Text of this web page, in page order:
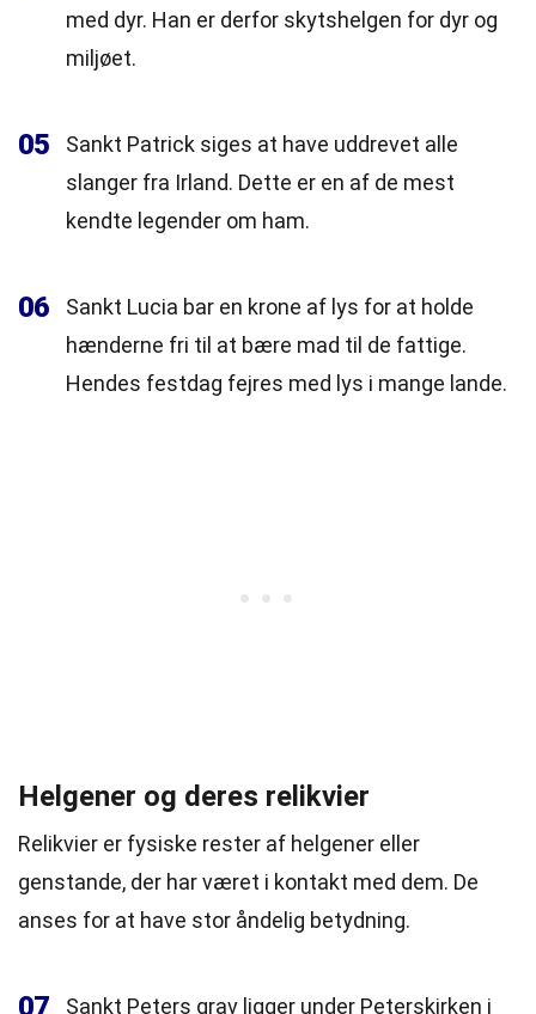
med dyr. Han er derfor skytshelgen for dyr og
miljøet.
05
Sankt Patrick siges at have uddrevet alle
slanger fra Irland. Dette er en af de mest
kendte legender om ham.
06
Sankt Lucia bar en krone af lys for at holde
hænderne fri til at bære mad til de fattige.
Hendes festdag fejres med lys i mange lande.
Helgener og deres relikvier
Relikvier er fysiske rester af helgener eller
genstande, der har været i kontakt med dem. De
anses for at have stor åndelig betydning.
07 Sankt Peters grav ligger under Peterskirken i